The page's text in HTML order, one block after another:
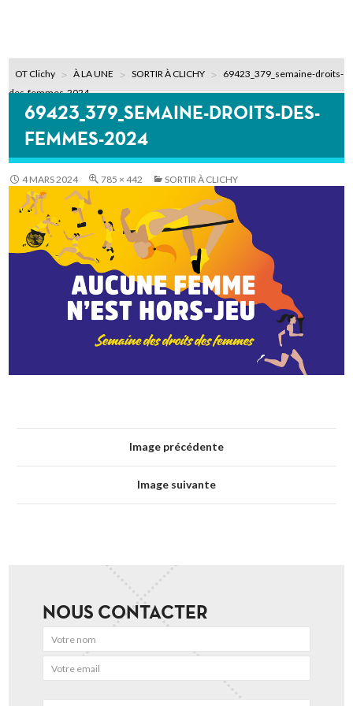
OT Clichy À LA UNE SORTIR À CLICHY
69423_379_semaine-droits-
des-femmes-2024
69423_379_SEMAINE-DROITS-DES-
FEMMES-2024
4 MARS 2024 785 × 442 SORTIR À CLICHY
Image précédente
Image suivante
NOUS CONTACTER